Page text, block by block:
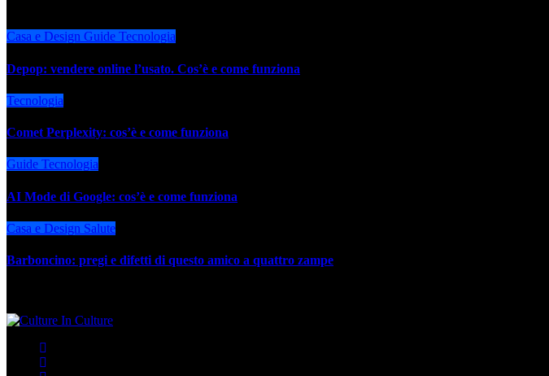
Casa e Design Guide Tecnologia
Depop: vendere online l’usato. Cos’è e come funziona
Tecnologia
Comet Perplexity: cos’è e come funziona
Guide Tecnologia
AI Mode di Google: cos’è e come funziona
Casa e Design Salute
Barboncino: pregi e difetti di questo amico a quattro zampe